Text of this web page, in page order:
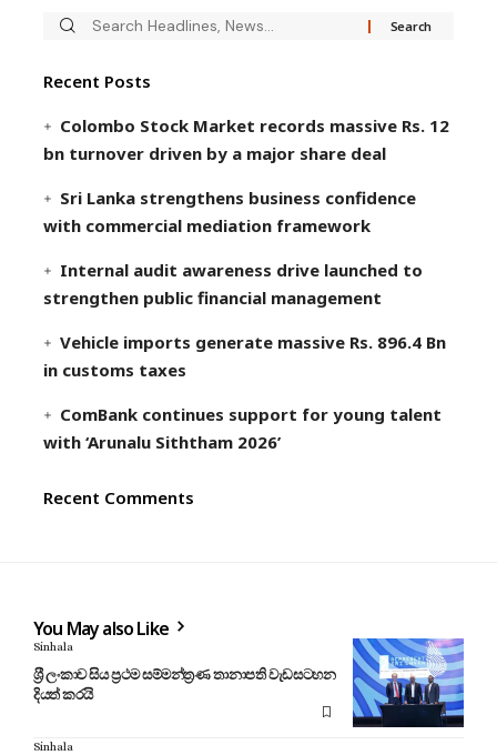
Recent Posts
Colombo Stock Market records massive Rs. 12
bn turnover driven by a major share deal
Sri Lanka strengthens business confidence
with commercial mediation framework
Internal audit awareness drive launched to
strengthen public financial management
Vehicle imports generate massive Rs. 896.4 Bn
in customs taxes
ComBank continues support for young talent
with ‘Arunalu Siththam 2026’
Recent Comments
You May also Like
Sinhala
ශ‍්‍රී ලංකාව සිය ප‍්‍රථම සම්මන්ත‍්‍රණ තානාපති වැඩසටහන
දියත් කරයි
Sinhala